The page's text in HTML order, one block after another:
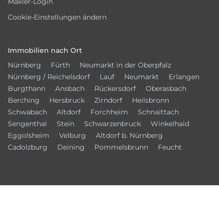
Cookie-Einstellungen ändern
Immobilien nach Ort
Nürnberg
Fürth
Neumarkt in der Oberpfalz
Nürnberg / Reichelsdorf
Lauf Neumarkt
Erlangen
Burgthann
Ansbach Rückersdorf
Oberasbach
Berching
Hersbruck Zirndorf
Heilsbronn
Schwabach
Altdorf Forchheim
Schnaittach
Sengenthal
Stein Schwarzenbruck
Winkelhaid
Eggolsheim
Velburg
Altdorf b. Nürnberg
Cadolzburg
Deining Pommelsbrunn Feucht